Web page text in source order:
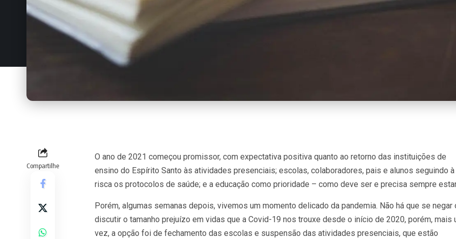
Compartilhe
O ano de 2021 começou promissor, com expectativa positiva quanto ao retorno das instituições de
ensino do Espírito Santo às atividades presenciais; escolas, colaboradores, pais e alunos seguindo à
risca os protocolos de saúde; e a educação como prioridade – como deve ser e precisa sempre
Porém, algumas semanas depois, vivemos um momento delicado da pandemia. Não há que se negar
discutir o tamanho prejuízo em vidas que a Covid-19 nos trouxe desde o início de 2020, porém, mais
vez, a opção foi de fechamento das escolas e suspensão das atividades presenciais, que estão